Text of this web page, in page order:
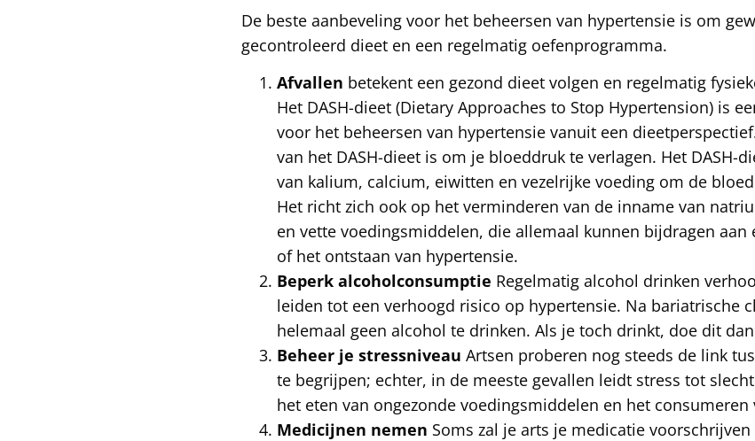
De beste aanbeveling voor het beheersen van hypertensie is om
gecontroleerd dieet en een regelmatig oefenprogramma.
Afvallen betekent een gezond dieet volgen en regelmatig
Het DASH-dieet (Dietary Approaches to Stop Hypertension) is
voor het beheersen van hypertensie vanuit een
van het DASH-dieet is om je bloeddruk te verlagen. Het DASH-
van kalium, calcium, eiwitten en vezelrijke voeding om de
Het richt zich ook op het verminderen van de inname van
en vette voedingsmiddelen, die allemaal kunnen bijdragen
of het ontstaan van hypertensie.
Beperk alcoholconsumptie Regelmatig alcohol drinken
leiden tot een verhoogd risico op hypertensie. Na bariatrische
helemaal geen alcohol te drinken. Als je toch drinkt, doe dit
Beheer je stressniveau Artsen proberen nog steeds de link
te begrijpen; echter, in de meeste gevallen leidt stress tot
het eten van ongezonde voedingsmiddelen en het consumeren
Medicijnen nemen Soms zal je arts je medicatie